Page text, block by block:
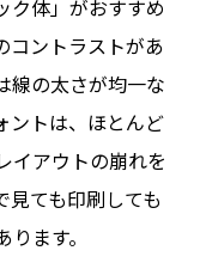
ク体」がおすすめ
コントラストがあ
線の太さが均一な
ントは、ほとんど
イアウトの崩れを
見ても印刷しても
ます。